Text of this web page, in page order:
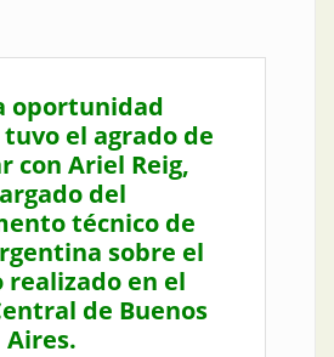
oportunidad
el agrado de
con Ariel Reig,
del
técnico de
sobre el
realizado en el
de Buenos
Aires.